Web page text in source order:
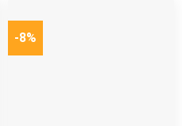
-8%